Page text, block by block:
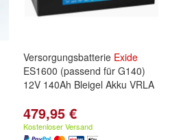
Versorgungsbatterie Exide
ES1600 (passend für G140)
12V 140Ah Bleigel Akku VRLA
479,95 €
Kostenloser Versand